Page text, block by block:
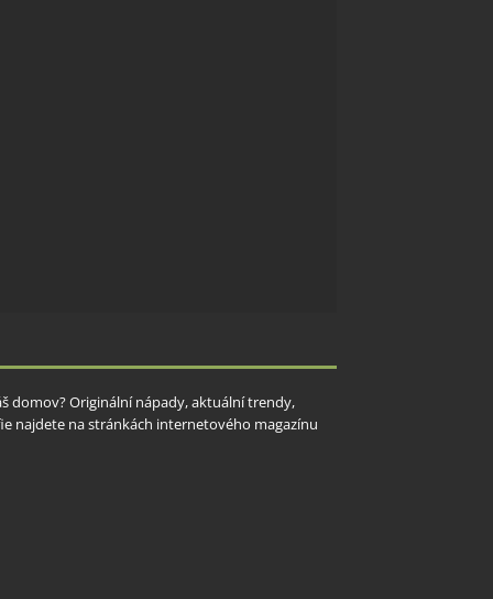
domov? Originální nápady, aktuální trendy,
najdete na stránkách internetového magazínu